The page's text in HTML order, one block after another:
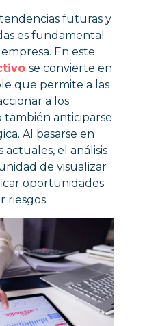
futuras y
es fundamental
En este
se convierte en
que permite a las
a los
también anticiparse
Al basarse en
el análisis
de visualizar
oportunidades
riesgos.